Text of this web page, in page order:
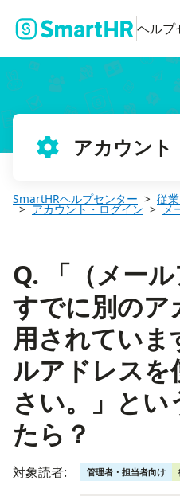
ヘルプ
アカウント
SmartHRヘルプセンター 従
アカウント・ログイン メ
Q. 「（メー
すでに別のア
用されていま
ルアドレスを
さい。」とい
たら？
対象読者: 管理者・担当者向け